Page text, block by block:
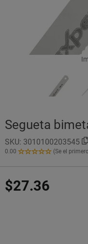
Segueta
SKU: 3010100203545
0.00
0.00
Estrellas!
(Se el
$27.36